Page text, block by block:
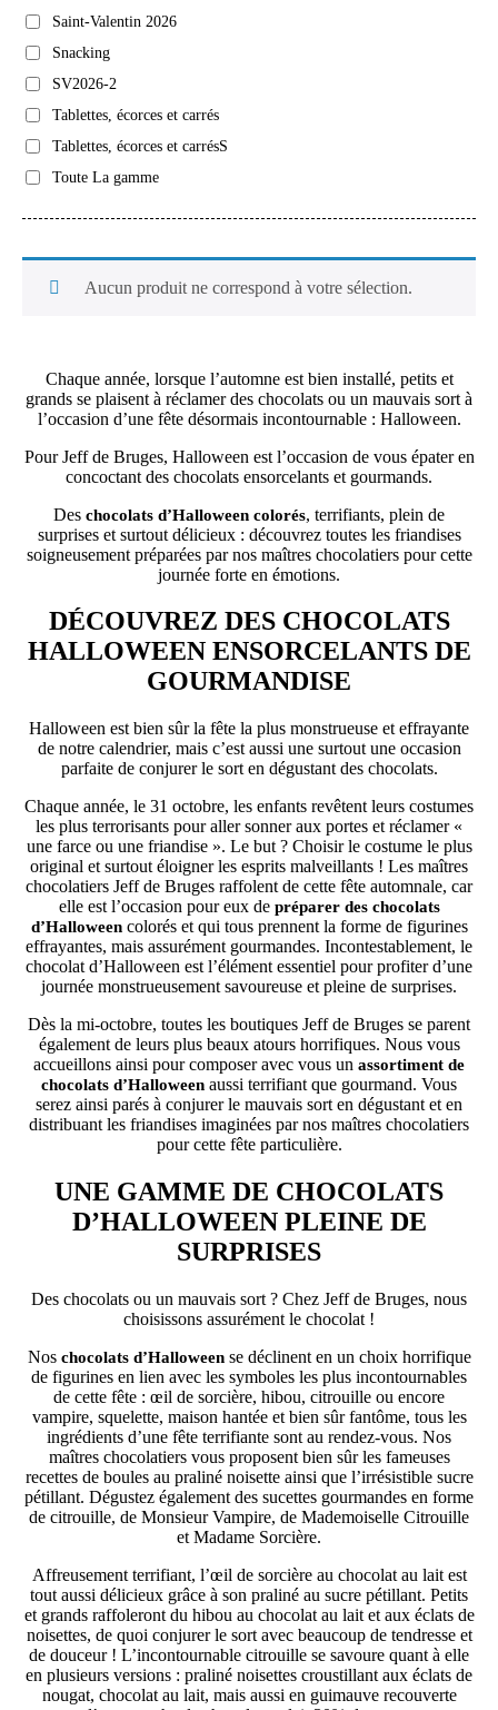
Saint-Valentin 2026
Snacking
SV2026-2
Tablettes, écorces et carrés
Tablettes, écorces et carrésS
Toute La gamme
Aucun produit ne correspond à votre sélection.
Chaque année, lorsque l’automne est bien installé, petits et
grands se plaisent à réclamer des chocolats ou un mauvais sort à
l’occasion d’une fête désormais incontournable : Halloween.
Pour Jeff de Bruges, Halloween est l’occasion de vous épater en
concoctant des chocolats ensorcelants et gourmands.
Des chocolats d’Halloween colorés, terrifiants, plein de
surprises et surtout délicieux : découvrez toutes les friandises
soigneusement préparées par nos maîtres chocolatiers pour cette
journée forte en émotions.
DÉCOUVREZ DES CHOCOLATS
HALLOWEEN ENSORCELANTS DE
GOURMANDISE
Halloween est bien sûr la fête la plus monstrueuse et effrayante
de notre calendrier, mais c’est aussi une surtout une occasion
parfaite de conjurer le sort en dégustant des chocolats.
Chaque année, le 31 octobre, les enfants revêtent leurs costumes
les plus terrorisants pour aller sonner aux portes et réclamer «
une farce ou une friandise ». Le but ? Choisir le costume le plus
original et surtout éloigner les esprits malveillants ! Les maîtres
chocolatiers Jeff de Bruges raffolent de cette fête automnale, car
elle est l’occasion pour eux de préparer des chocolats
d’Halloweencolorés et qui tous prennent la forme de figurines
effrayantes, mais assurément gourmandes. Incontestablement, le
chocolat d’Halloween est l’élément essentiel pour profiter d’une
journée monstrueusement savoureuse et pleine de surprises.
Dès la mi-octobre, toutes les boutiques Jeff de Bruges se parent
également de leurs plus beaux atours horrifiques. Nous vous
accueillons ainsi pour composer avec vous un assortiment de
chocolats d’Halloween aussi terrifiant que gourmand. Vous
serez ainsi parés à conjurer le mauvais sort en dégustant et en
distribuant les friandises imaginées par nos maîtres chocolatiers
pour cette fête particulière.
UNE GAMME DE CHOCOLATS
D’HALLOWEEN PLEINE DE
SURPRISES
Des chocolats ou un mauvais sort ? Chez Jeff de Bruges, nous
choisissons assurément le chocolat !
Nos chocolats d’Halloweense déclinent en un choix horrifique
de figurines en lien avec les symboles les plus incontournables
de cette fête : œil de sorcière, hibou, citrouille ou encore
vampire, squelette, maison hantée et bien sûr fantôme, tous les
ingrédients d’une fête terrifiante sont au rendez-vous. Nos
maîtres chocolatiers vous proposent bien sûr les fameuses
recettes de boules au praliné noisette ainsi que l’irrésistible sucre
pétillant. Dégustez également des sucettes gourmandes en forme
de citrouille, de Monsieur Vampire, de Mademoiselle Citrouille
et Madame Sorcière.
Affreusement terrifiant, l’œil de sorcière au chocolat au lait est
tout aussi délicieux grâce à son praliné au sucre pétillant. Petits
et grands raffoleront du hibou au chocolat au lait et aux éclats de
noisettes, de quoi conjurer le sort avec beaucoup de tendresse et
de douceur ! L’incontournable citrouille se savoure quant à elle
en plusieurs versions : praliné noisettes croustillant aux éclats de
nougat, chocolat au lait, mais aussi en guimauve recouverte